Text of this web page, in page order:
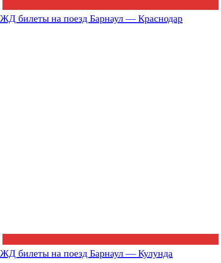
ЖД билеты на поезд Барнаул — Краснодар
ЖД билеты на поезд Барнаул — Кулунда